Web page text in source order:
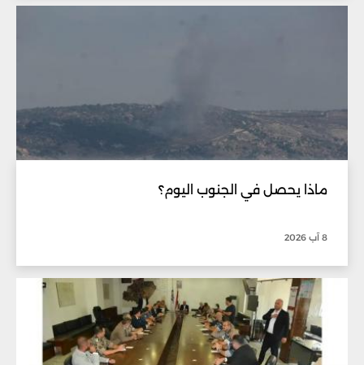
ماذا يحصل في الجنوب اليوم؟
8 آب 2026